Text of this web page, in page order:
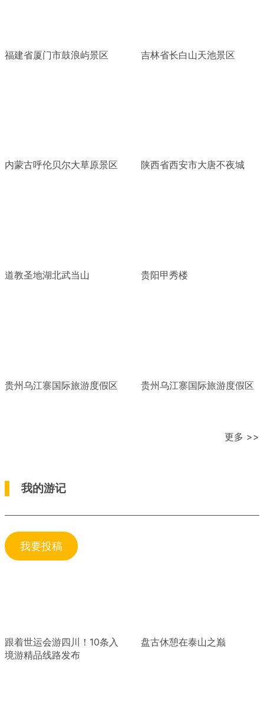
福建省厦门市鼓浪屿景区 吉林省长白山天池景区
内蒙古呼伦贝尔大草原景区 陕西省西安市大唐不夜城
道教圣地湖北武当山 贵阳甲秀楼
贵州乌江寨国际旅游度假区 贵州乌江寨国际旅游度假区
更多 >>
我的游记
我要投稿
跟着世运会游四川！10条入
境游精品线路发布
盘古休憩在泰山之巅